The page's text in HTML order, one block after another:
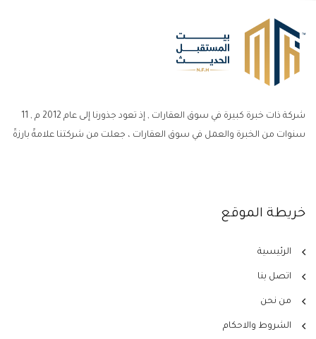
شركة ذات خبرة كبيرة في سوق العقارات , إذ تعود جذورنا إلى عام 2012 م , 11
سنوات من الخبرة والعمل في سوق العقارات ، جعلت من شركتنا علامةً بارزةً
خريطة الموقع
الرئيسية
اتصل بنا
من نحن
الشروط والاحكام